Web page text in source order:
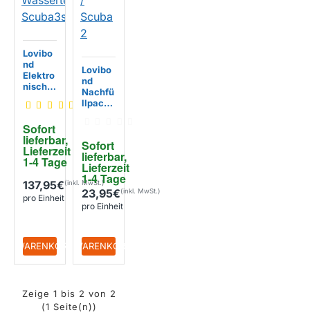
Sofort
lieferbar,
Lieferzeit
1-4 Tage
Lovibo
nd
Elektro
nischer
Wasser
Scuba3
s
137,95€
pro Einheit
+ WARENKORB
Sofort
lieferbar,
Lieferzeit
1-4 Tage
Lovibo
nd
Nachfü
llpack
2
23,95€
pro Einheit
+ WARENKORB
Zeige 1 bis 2 von 2
(1 Seite(n))